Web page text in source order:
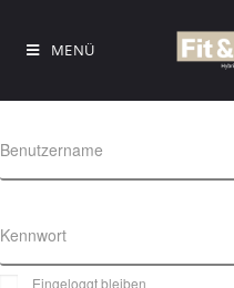
MENÜ
Benutzername
Kennwort
Eingeloggt bleiben